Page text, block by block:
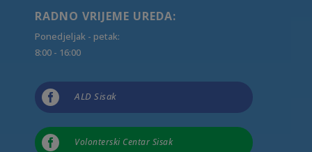
RADNO VRIJEME UREDA:
Ponedjeljak - petak:
8:00 - 16:00
 ALD Sisak
 Volonterski Centar Sisak